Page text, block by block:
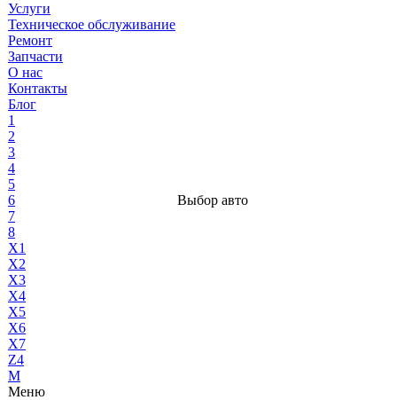
Услуги
Техническое обслуживание
Ремонт
Запчасти
О нас
Контакты
Блог
1
2
3
4
5
6
7
8
X1
X2
X3
X4
X5
X6
X7
Z4
М
Меню
Выбор авто